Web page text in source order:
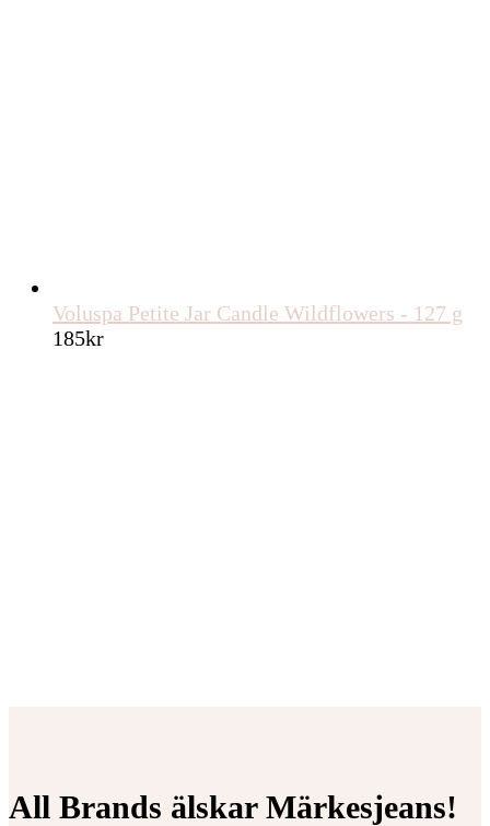
Voluspa Petite Jar Candle Wildflowers - 127 g
185kr
All Brands älskar Märkesjeans!